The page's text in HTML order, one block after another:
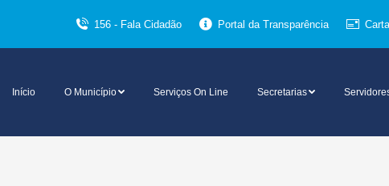
156 - Fala Cidadão Portal da Transparência
Início O Município Serviços On Line Secretarias